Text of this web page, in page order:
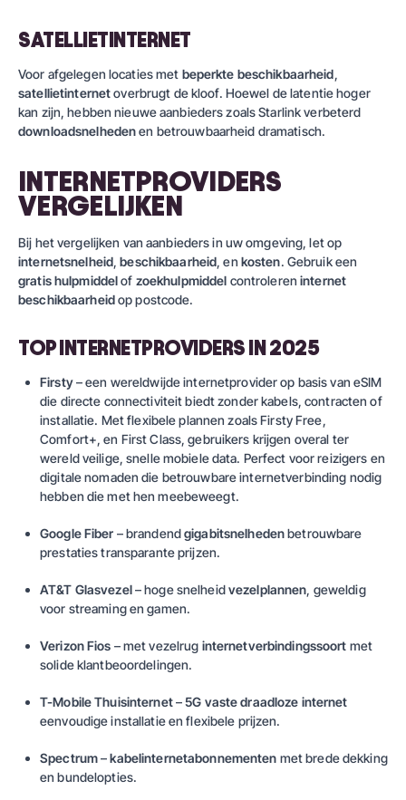
SATELLIETINTERNET
Voor afgelegen locaties met beperkte beschikbaarheid,
satellietinternetoverbrugt de kloof. Hoewel de latentie hoger
kan zijn, hebben nieuwe aanbieders zoals Starlink verbeterd
downloadsnelhedenen betrouwbaarheid dramatisch.
INTERNETPROVIDERS
VERGELIJKEN
Bij het vergelijken van aanbieders in uw omgeving, let op
internetsnelheid,beschikbaarheid, en kosten. Gebruik een
gratis hulpmiddelof zoekhulpmiddel controlereninternet
beschikbaarheidop postcode.
TOP INTERNETPROVIDERS IN 2025
Firsty– een wereldwijde internetprovider op basis van eSIM
die directe connectiviteit biedt zonder kabels, contracten of
installatie. Met flexibele plannen zoalsFirsty Free,
Comfort+, en First Class, gebruikers krijgen overal ter
wereld veilige, snelle mobiele data. Perfect voor reizigers en
digitale nomaden die betrouwbare internetverbinding nodig
hebben die met hen meebeweegt.
Google Fiber – brandendgigabitsnelhedenbetrouwbare
prestaties transparante prijzen.
AT&T Glasvezel– hoge snelheidvezelplannen, geweldig
voor streaming en gamen.
Verizon Fios – met vezelrug internetverbindingssoort met
solide klantbeoordelingen.
T-Mobile Thuisinternet–5G vaste draadloze internet
eenvoudige installatie en flexibele prijzen.
Spectrum–kabelinternetabonnementen met brede dekking
en bundelopties.